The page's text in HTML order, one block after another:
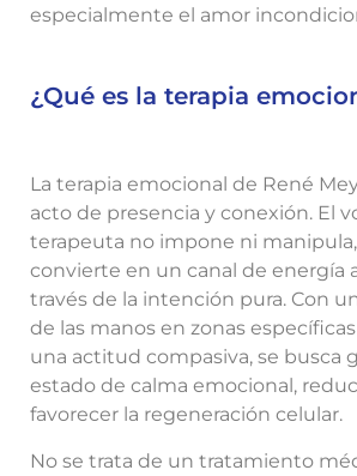
especialmente el amor
¿Qué es la terapia
La terapia emocional de René
acto de presencia y conexión. El
terapeuta no impone ni
convierte en un canal de energía
través de la intención pura. Con
de las manos en zonas
una actitud compasiva, se busca
estado de calma emocional,
favorecer la regeneración celular.
No se trata de un tratamiento